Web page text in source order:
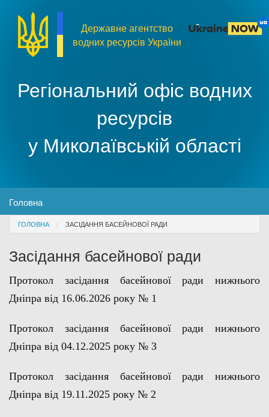
Регіональний офіс водних
ресурсів
у Миколаївській області
Державне агентство
водних ресурсів України
MENU
Головна
Про організацію
Доступ до публічної інформації
Дозвіл на спеціальне водокористування
You are here
ГОЛОВНА ЗАСІДАННЯ БАСЕЙНОВОЇ РАДИ
Засідання басейнової ради
Протокол засідання басейнової ради нижнього
Дніпра від 16.06.2026 року № 1
Протокол засідання басейнової ради нижнього
Дніпра від 04.12.2025 року № 3
Протокол засідання басейнової ради нижнього
Дніпра від 19.11.2025 року № 2